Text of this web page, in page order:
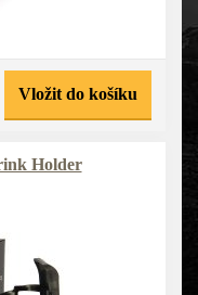
Vložit do košíku
Holder